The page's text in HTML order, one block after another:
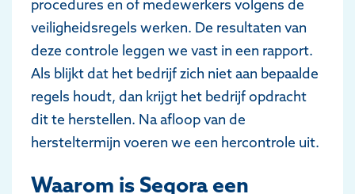
procedures en of medewerkers volgens de
veiligheidsregels werken. De resultaten van
deze controle leggen we vast in een rapport.
Als blijkt dat het bedrijf zich niet aan bepaalde
regels houdt, dan krijgt het bedrijf opdracht
dit te herstellen. Na afloop van de
hersteltermijn voeren we een hercontrole uit.
Waarom is Seqora een